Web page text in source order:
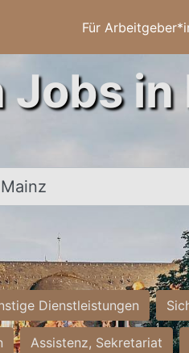
Für
Jobs
Stadt
Dienstleistungen
Assistenz, Sekretariat